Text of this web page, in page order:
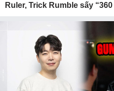
Ruler, Trick Rumble sấy